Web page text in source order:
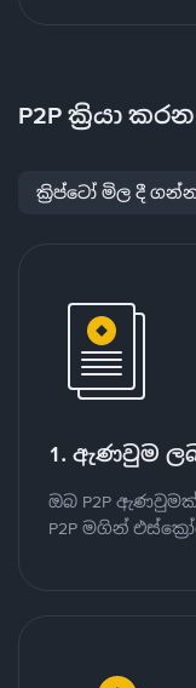
P2P ක්‍රියා
ක්‍රිප්ටෝ මිල දී
1. ඇණවුම
ඔබ P2P ඇණවුමක්
P2P මගින්